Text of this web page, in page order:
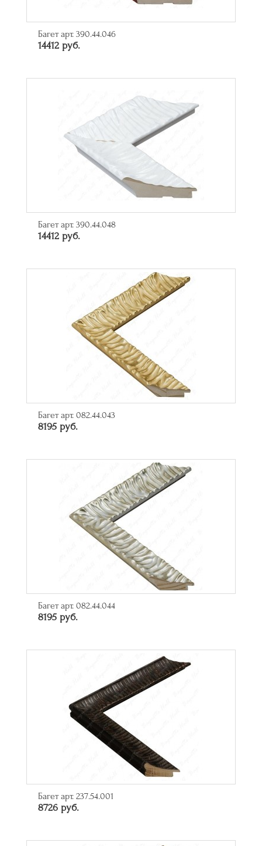
Багет арт. 390.44.046
14412 руб.
Багет арт. 390.44.048
14412 руб.
Багет арт. 082.44.043
8195 руб.
Багет арт. 082.44.044
8195 руб.
Багет арт. 237.54.001
8726 руб.